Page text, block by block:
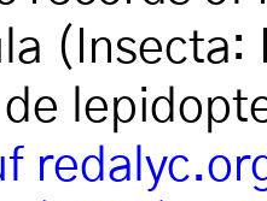
de